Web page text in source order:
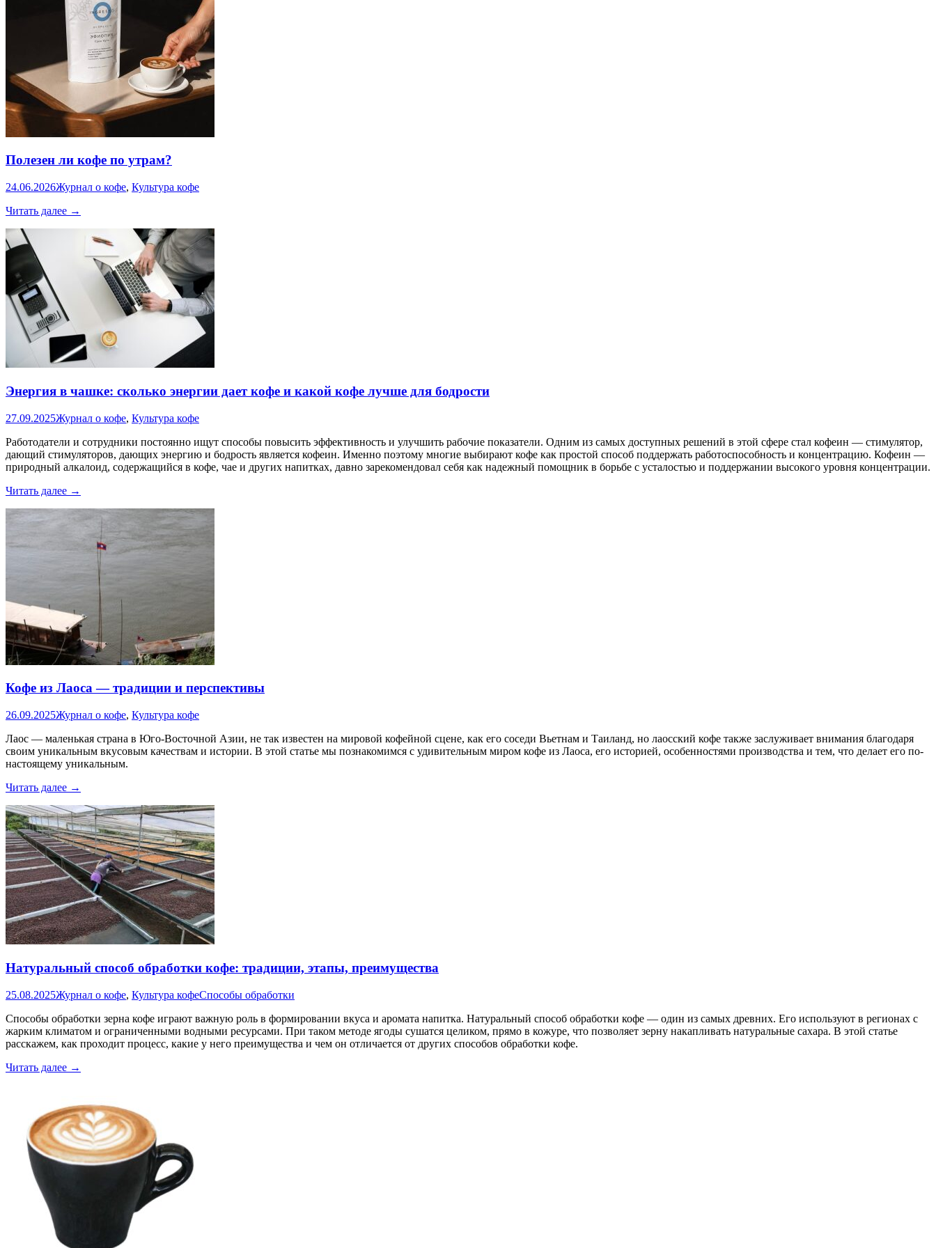
водой
Полезен ли кофе по утрам?
24.06.2026Журнал о кофе, Культура кофе
Читать далее Полезен
утрам?
→
Энергия в чашке: сколько энергии дает кофе и какой кофе лучше для бодрости
27.09.2025Журнал о кофе, Культура кофе
Работодатели и сотрудники постоянно ищут способы повысить эффективность и улучшить рабочие показатели. Одним из самых доступных решений в этой сфере стал кофеин — стимулятор,
дающий стимуляторов, дающих энергию и бодрость является кофеин. Именно поэтому многие выбирают кофе как простой способ поддержать работоспособность и концентрацию. Кофеин —
природный алкалоид, содержащийся в кофе, чае и других напитках, давно зарекомендовал себя как надежный помощник в борьбе с усталостью и поддержании высокого уровня концентрации.
Читать далее Энергия
чашке:
сколько
энергии
дает
лучше
для
бодрости
→
Кофе из Лаоса — традиции и перспективы
26.09.2025Журнал о кофе, Культура кофе
Лаос — маленькая страна в Юго-Восточной Азии, не так известен на мировой кофейной сцене, как его соседи Вьетнам и Таиланд, но лаосский кофе также заслуживает внимания благодаря
своим уникальным вкусовым качествам и истории. В этой статье мы познакомимся с удивительным миром кофе из Лаоса, его историей, особенностями производства и тем, что делает его по-
настоящему уникальным.
Читать далее Кофе
Лаоса
—
традиции
и
перспективы
→
Натуральный способ обработки кофе: традиции, этапы, преимущества
25.08.2025Журнал о кофе, Культура кофеСпособы обработки
Способы обработки зерна кофе играют важную роль в формировании вкуса и аромата напитка. Натуральный способ обработки кофе — один из самых древних. Его используют в регионах с
жарким климатом и ограниченными водными ресурсами. При таком методе ягоды сушатся целиком, прямо в кожуре, что позволяет зерну накапливать натуральные сахара. В этой статье
расскажем, как проходит процесс, какие у него преимущества и чем он отличается от других способов обработки кофе.
Читать далее Натуральный
кофе:
традиции,
этапы,
преимущества
→